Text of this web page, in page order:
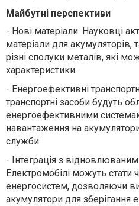
Майбутні перспективи
- Нові матеріали. Науковці
матеріали для акумуляторів,
різні сполуки металів, які
характеристики.
- Енергоефективні
транспортні засоби будуть
енергоефективними
навантаження на
служби.
- Інтеграція з
Електромобілі можуть стати
енергосистем, дозволяючи
акумулятори для зберігання